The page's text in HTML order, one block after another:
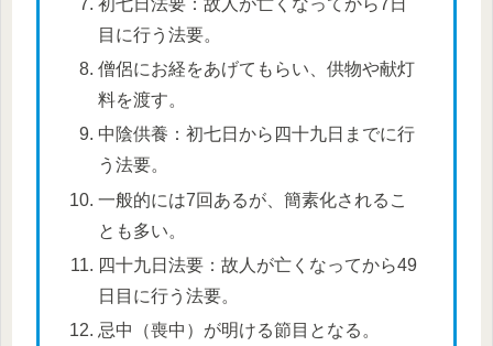
初七日法要：故人が亡くなってから7日
目に行う法要。
僧侶にお経をあげてもらい、供物や献灯
料を渡す。
中陰供養：初七日から四十九日までに行
う法要。
一般的には7回あるが、簡素化されるこ
とも多い。
四十九日法要：故人が亡くなってから49
日目に行う法要。
忌中（喪中）が明ける節目となる。